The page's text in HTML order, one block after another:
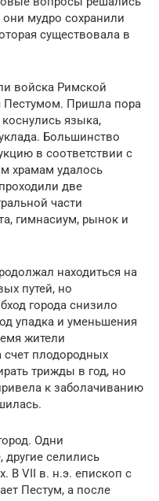
мудро сохранили
существовала в
войска Римской
Пестумом. Пришла пора
языка,
Большинство
в соответствии с
храмам удалось
две
части
гимнасиум, рынок и
находиться на
путей, но
города снизило
упадка и уменьшения
жители
счет плодородных
трижды в год, но
к заболачиванию
Одни
другие селились
В VII в. н.э. епископ с
Пестум, а после